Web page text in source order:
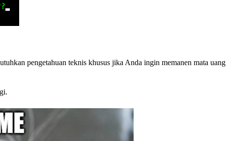
pengetahuan teknis khusus jika Anda ingin memanen mata uang